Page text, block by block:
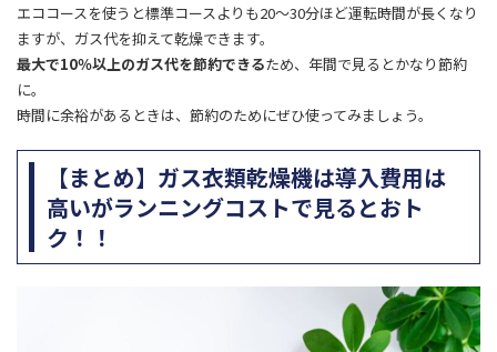
エココースを使うと標準コースよりも20〜30分ほど運転時間が長くなり
ますが、ガス代を抑えて乾燥できます。
最大で10％以上のガス代を節約できるため、年間で見るとかなり節約
に。
時間に余裕があるときは、節約のためにぜひ使ってみましょう。
【まとめ】ガス衣類乾燥機は導入費用は
高いがランニングコストで見るとおト
ク！！